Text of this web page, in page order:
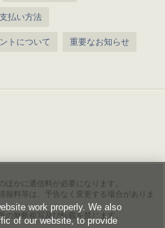
払い方法
トについて 重要なお知らせ
ほかに通信料が必要になります。
報料等は、予告なく変更する場合がありま
無断複写及び転載を禁じます。
work properly. We also
of our website, to provide